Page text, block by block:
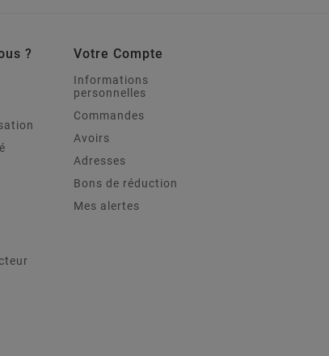
? Votre Compte
Informations
personnelles
Commandes
Avoirs
Adresses
Bons de réduction
Mes alertes